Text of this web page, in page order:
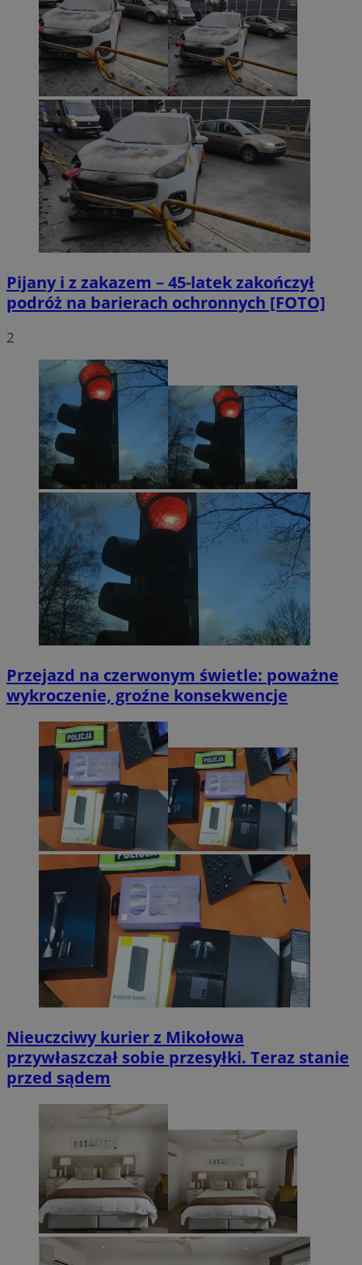
Pijany i z zakazem – 45-latek zakończył
podróż na barierach ochronnych [FOTO]
2
Przejazd na czerwonym świetle: poważne
wykroczenie, groźne konsekwencje
Nieuczciwy kurier z Mikołowa
przywłaszczał sobie przesyłki. Teraz stanie
przed sądem